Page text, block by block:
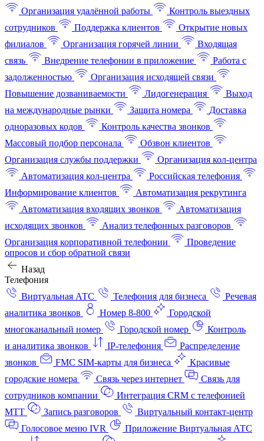
Организация удалённой работы
Контроль выездных
сотрудников
Поддержка клиентов
Открытие новых
филиалов
Организация горячей линии
Входящая
связь
Внедрение телефонии в приложение
Работа с
задолженностью
Организация исходящей связи
Повышение дозваниваемости
Лидогенерация
Выход
на международные рынки
Защита номера
Доставка
одноразовых кодов
Контроль качества звонков
Массовый подбор персонала
Обзвон клиентов
Организация службы поддержки
Организация кол-центра
Автоматизация кол-центра
Российская телефония
Информирование клиентов
Автоматизация рекрутинга
Автоматизация входящих звонков
Автоматизация
исходящих звонков
Анализ телефонных разговоров
Организация корпоративной телефонии
Проведение
опросов и сбор обратной связи
Назад
Телефония
Виртуальная АТС
Телефония для бизнеса
Речевая
аналитика звонков
Номер 8-800
Городской
многоканальный номер
Городской номер
Контроль
и аналитика звонков
IP-телефония
Распределение
звонков
FMC SIM-карты для бизнеса
Красивые
городские номера
Связь через интернет
Связь для
сотрудников компании
Интеграция CRM с телефонией
МТТ
Запись разговоров
Виртуальный контакт‑центр
Голосовое меню IVR
Приложение Виртуальная АТС